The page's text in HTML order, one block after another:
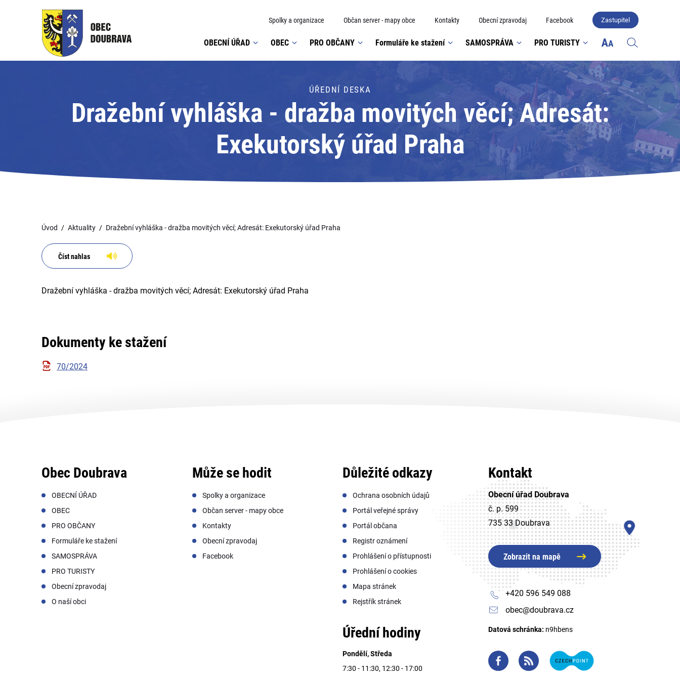
Spolky a organizace Občan server - mapy obce Kontakty Obecní zpravodaj Facebook Zastupitel
OBECNÍ ÚŘAD OBEC PRO OBČANY Formuláře ke stažení SAMOSPRÁVA PRO TURISTY
ÚŘEDNÍ DESKA
Dražební vyhláška - dražba movitých věcí; Adresát:
Exekutorský úřad Praha
Úvod Aktuality Dražební vyhláška - dražba movitých věcí; Adresát: Exekutorský úřad Praha
Číst nahlas
Dražební vyhláška - dražba movitých věcí; Adresát: Exekutorský úřad Praha
Dokumenty ke stažení
70/2024
Obec Doubrava
OBECNÍ ÚŘAD
OBEC
PRO OBČANY
Formuláře ke stažení
SAMOSPRÁVA
PRO TURISTY
Obecní zpravodaj
O naší obci
Může se hodit
Spolky a organizace
Občan server - mapy obce
Kontakty
Obecní zpravodaj
Facebook
Důležité odkazy
Ochrana osobních údajů
Portál veřejné správy
Portál občana
Registr oznámení
Prohlášení o přístupnosti
Prohlášení o cookies
Mapa stránek
Rejstřík stránek
Úřední hodiny
Pondělí, Středa
7:30 - 11:30, 12:30 - 17:00
Kontakt
Obecní úřad Doubrava
č. p. 599
735 33 Doubrava
Zobrazit na mapě
+420 596 549 088
obec@doubrava.cz
Datová schránka: n9hbens